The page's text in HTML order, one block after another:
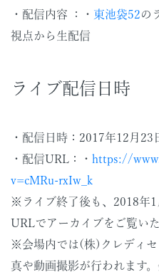
・配信内容 ：・ 東池袋52の
視点から生配信
ライブ配信日時
・配信日時：2017年12月
・配信URL：・ https://
v=cMRu-rxIw_k
※ライブ終了後も、2018年
URLでアーカイブをご覧いた
※会場内では(株)クレディ
真や動画撮影が行われます